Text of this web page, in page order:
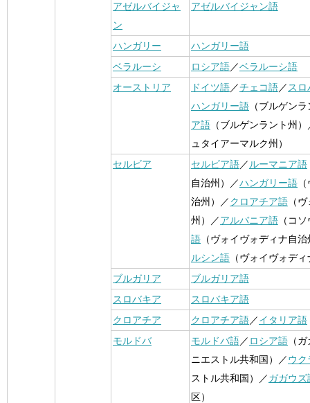
アゼルバイジャ
ン
アゼルバイジャン語
ハンガリー
ハンガリー語
ベラルーシ
ロシア語／ベラルーシ語
オーストリア
ドイツ語／チェコ語／ ス
ハンガリー語 （ブルゲン
ア語 （ブルゲンラント州）
ュタイアーマルク州）
セルビア
セルビア語／ ルーマニア語
自治州）／ハンガリー語
治州）／クロアチア語 （
州）／アルバニア語 （コ
語 （ヴォイヴォディナ自
ルシン語 （ヴォイヴォデ
ブルガリア
ブルガリア語
スロバキア
スロバキア語
クロアチア
クロアチア語／イタリア語
モルドバ
モルドバ語／ ロシア語 （
ニエストル共和国）／ウク
ストル共和国）／ガガウズ
区）